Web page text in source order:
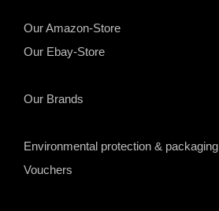
Our Amazon-Store
Our Ebay-Store
Our Brands
Environmental protection & packaging
Vouchers